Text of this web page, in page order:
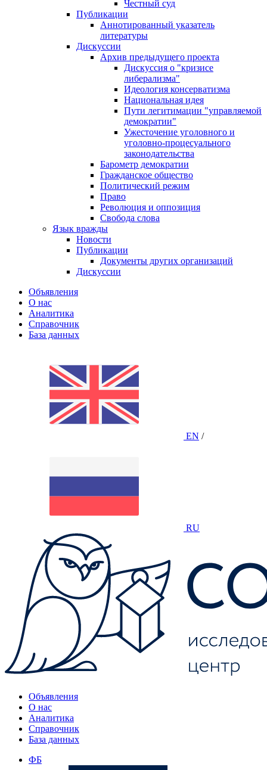
Честный суд
Публикации
Аннотированный указатель
литературы
Дискуссии
Архив предыдущего проекта
Дискуссия о "кризисе
либерализма"
Идеология консерватизма
Национальная идея
Пути легитимации "управляемой
демократии"
Ужесточение уголовного и
уголовно-процесуального
законодательства
Барометр демократии
Гражданское общество
Политический режим
Право
Революция и оппозиция
Свобода слова
Язык вражды
Новости
Публикации
Документы других организаций
Дискуссии
Объявления
О нас
Аналитика
Справочник
База данных
EN /
RU
Объявления
О нас
Аналитика
Справочник
База данных
ФБ